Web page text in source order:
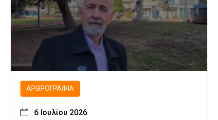
ΑΡΘΡΟΓΡΑΦΊΑ
6 Ιουλίου 2026